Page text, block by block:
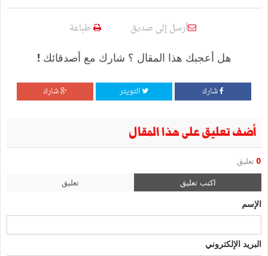
أرسل إلى صديق طباعة
هل أعجبك هذا المقال ؟ شارك مع أصدقائك !
شارك التويتر شارك
أضف تعليق على هذا المقال
0 تعليق
اكتب تعليق تعليق
الإسم
البريد الإلكتروني